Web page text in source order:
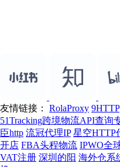
友情链接： RolaProxy 9HTTP
51Tracking跨境物流API查询
臣http 流冠代理IP 星空HTTP
开店 FBA头程物流 IPWO全
VAT注册 深圳的阳 海外仓系